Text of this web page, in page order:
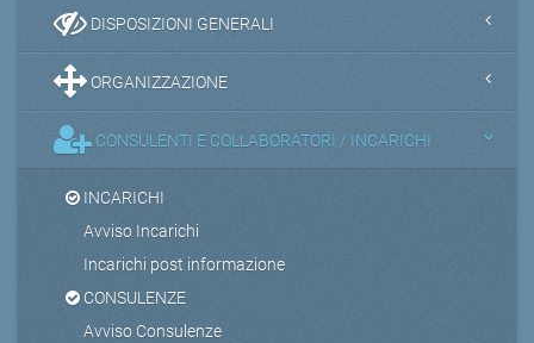
DISPOSIZIONI GENERALI
ORGANIZZAZIONE
CONSULENTI E COLLABORATORI / INCARICHI
INCARICHI
Avviso Incarichi
Incarichi post informazione
CONSULENZE
Avviso Consulenze